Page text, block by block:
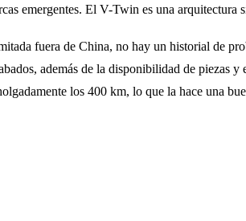
emergentes. El V-Twin es una
fuera de China, no hay un historial de
además de la disponibilidad de piezas
los 400 km, lo que la hace una